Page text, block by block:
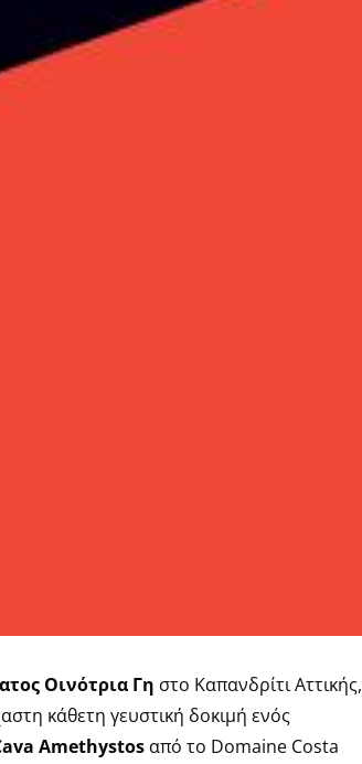
Οινότρια Γη στο Καπανδρίτι Αττικής,
κάθετη γευστική δοκιμή ενός
Amethystosαπό το Domaine Costa